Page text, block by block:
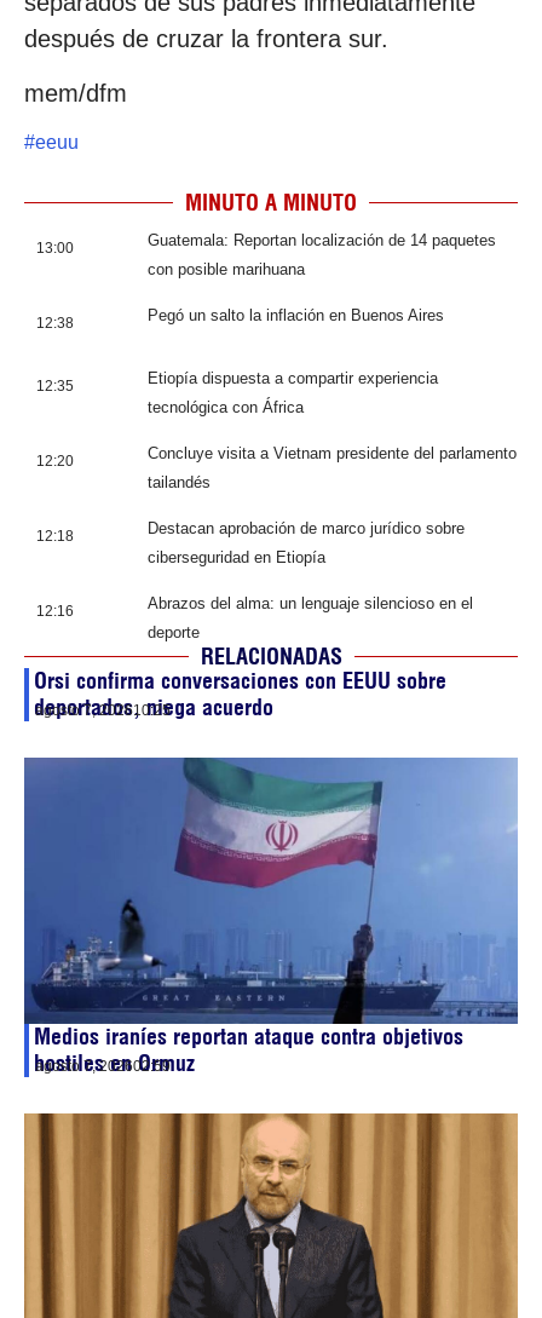
después de cruzar la frontera sur.
mem/dfm
#eeuu
MINUTO A MINUTO
13:00
Guatemala: Reportan localización de 14 paquetes
con posible marihuana
12:38 Pegó un salto la inflación en Buenos Aires
12:35
Etiopía dispuesta a compartir experiencia
tecnológica con África
12:20
Concluye visita a Vietnam presidente del parlamento
tailandés
12:18
Destacan aprobación de marco jurídico sobre
ciberseguridad en Etiopía
12:16
Abrazos del alma: un lenguaje silencioso en el
deporte
RELACIONADAS
Orsi confirma conversaciones con EEUU sobre
deportados, niega acuerdo
agosto 7, 202610:25
Medios iraníes reportan ataque contra objetivos
hostiles en Ormuz
agosto 7, 202602:59